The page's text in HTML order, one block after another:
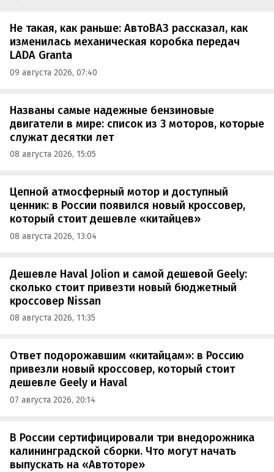
Не такая, как раньше: АвтоВАЗ рассказал, как
изменилась механическая коробка передач
LADA Granta
09 августа 2026, 07:40
Названы самые надежные бензиновые
двигатели в мире: список из 3 моторов, которые
служат десятки лет
08 августа 2026, 15:05
Цепной атмосферный мотор и доступный
ценник: в России появился новый кроссовер,
который стоит дешевле «китайцев»
08 августа 2026, 13:04
Дешевле Haval Jolion и самой дешевой Geely:
сколько стоит привезти новый бюджетный
кроссовер Nissan
08 августа 2026, 11:35
Ответ подорожавшим «китайцам»: в Россию
привезли новый кроссовер, который стоит
дешевле Geely и Haval
07 августа 2026, 20:14
В России сертифицировали три внедорожника
калининградской сборки. Что могут начать
выпускать на «Автоторе»